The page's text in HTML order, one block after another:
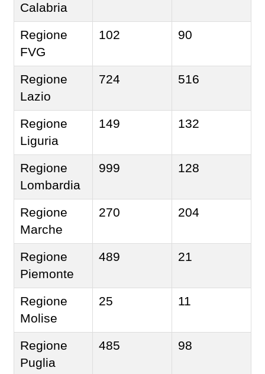
Calabria
Regione
FVG
102 90
Regione
Lazio
724 516
Regione
Liguria
149 132
Regione
Lombardia
999 128
Regione
Marche
270 204
Regione
Piemonte
489 21
Regione
Molise
25 11
Regione
Puglia
485 98